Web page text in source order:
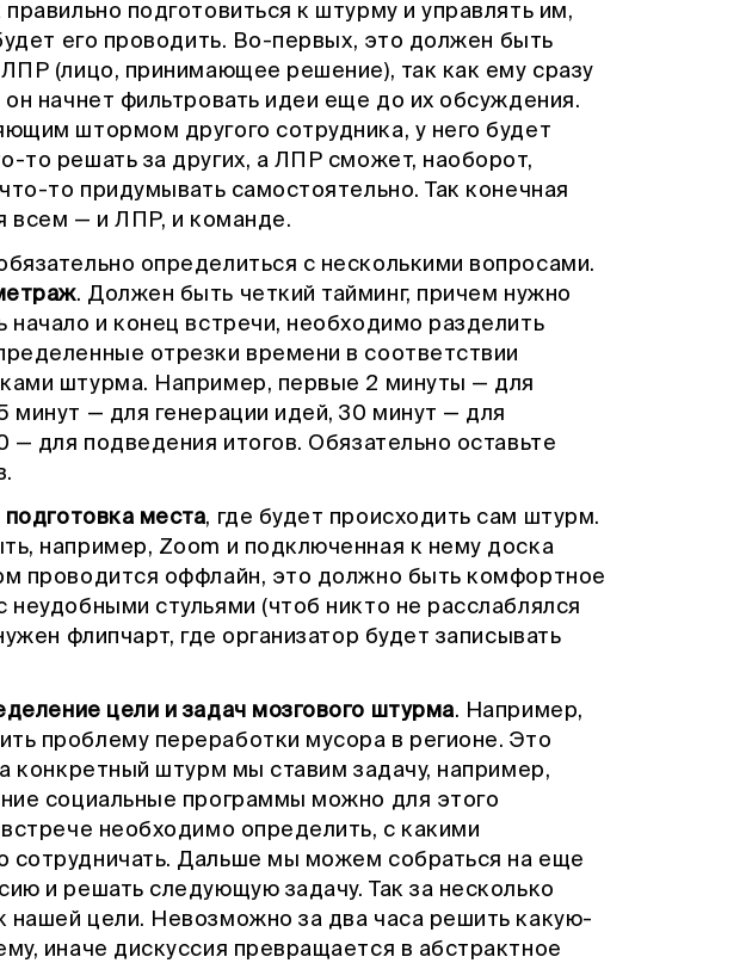
подготовиться к штурму и управлять им,
его проводить. Во-первых, это должен быть
(лицо, принимающее решение), так как ему сразу
он начнет фильтровать идеи еще до их обсуждения.
штормом другого сотрудника, у него будет
то решать за других, а ЛПР сможет, наоборот,
то придумывать самостоятельно. Так конечная
всем — и ЛПР, и команде.
определиться с несколькими вопросами.
. Должен быть четкий тайминг, причем нужно
начало и конец встречи, необходимо разделить
отрезки времени в соответствии
штурма. Например, первые 2 минуты — для
минут — для генерации идей, 30 минут — для
— для подведения итогов. Обязательно оставьте
подготовка места, где будет происходить сам штурм.
например, Zoom и подключенная к нему доска
проводится оффлайн, это должно быть комфортное
неудобными стульями (чтоб никто не расслаблялся
флипчарт, где организатор будет записывать
цели и задач мозгового штурма. Например,
проблему переработки мусора в регионе. Это
конкретный штурм мы ставим задачу, например,
социальные программы можно для этого
встрече необходимо определить, с какими
сотрудничать. Дальше мы можем собраться на еще
и решать следующую задачу. Так за несколько
цели. Невозможно за два часа решить какую-
иначе дискуссия превращается в абстрактное